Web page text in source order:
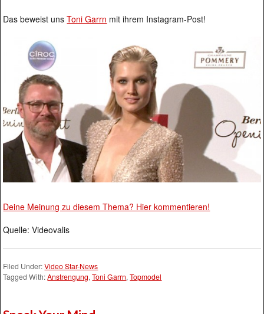
Das beweist unsToni Garrn mit ihrem Instagram-Post!
Deine Meinung zu diesem Thema? Hier kommentieren!
Quelle: Videovalis
Filed Under:Video Star-News
Tagged With:Anstrengung,Toni Garrn,Topmodel